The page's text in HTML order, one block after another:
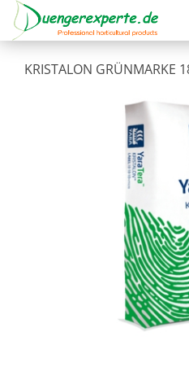
KRISTALON GRÜNMARKE